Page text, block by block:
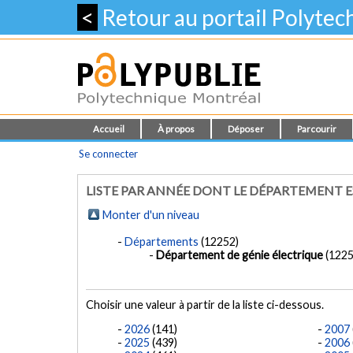
< Retour au portail
Accueil À propos Déposer Parcourir
Se connecter
LISTE PAR ANNÉE DONT LE DÉPARTEMENT
Monter d'un niveau
Départements (12252)
Département de génie électrique
Choisir une valeur à partir de la liste ci-dessous.
2026(141)
2025 (439)
2007
2006